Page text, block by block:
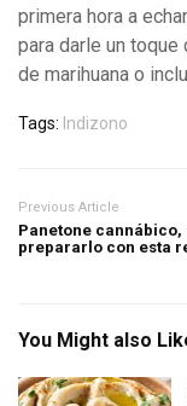
primera hora a
para darle un
de marihuana o
Tags: Indizono
Previous Article
Panetone cannábico,
prepararlo con esta
You Might also